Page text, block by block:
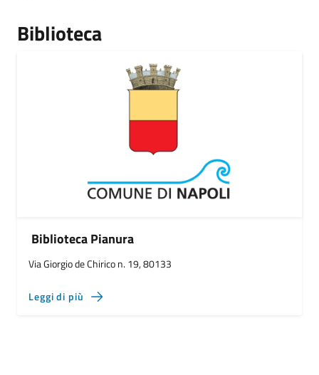
Biblioteca
Biblioteca Pianura
Via Giorgio de Chirico n. 19, 80133
Leggi di più